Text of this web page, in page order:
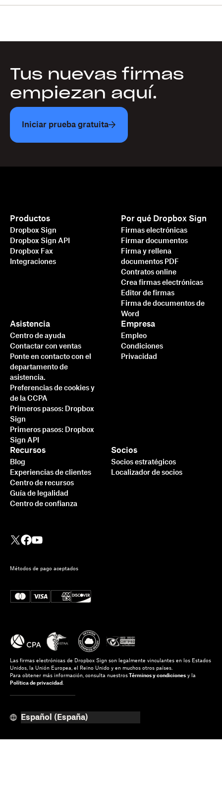
Tus nuevas firmas
empiezan aquí.
Iniciar prueba gratuita
Productos
Dropbox Sign
Dropbox Sign API
Dropbox Fax
Integraciones
Por qué Dropbox Sign
Firmas electrónicas
Firmar documentos
Firma y rellena
documentos PDF
Contratos online
Crea firmas electrónicas
Editor de firmas
Firma de documentos de
Word
Asistencia
Centro de ayuda
Contactar con ventas
Ponte en contacto con el
departamento de
asistencia.
Preferencias de cookies y
de la CCPA
Primeros pasos: Dropbox
Sign
Primeros pasos: Dropbox
Sign API
Recursos
Blog
Experiencias de clientes
Centro de recursos
Guía de legalidad
Centro de confianza
Socios
Socios estratégicos
Localizador de socios
Empresa
Empleo
Condiciones
Privacidad
Métodos de pago aceptados
Las firmas electrónicas de Dropbox Sign son legalmente vinculantes en los Estados
Unidos, la Unión Europea, el Reino Unido y en muchos otros países.
Para obtener más información, consulta nuestros Términos y condiciones y la
Política de privacidad